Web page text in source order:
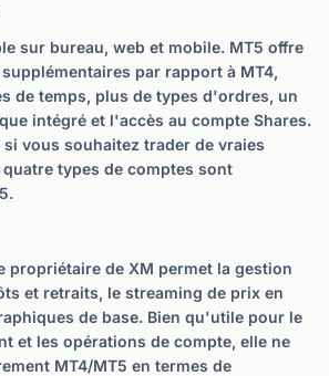
sur bureau, web et mobile. MT5 offre
par rapport à MT4,
de temps, plus de types d'ordres, un
intégré et l'accès au compte Shares.
si vous souhaitez trader de vraies
types de comptes sont
propriétaire de XM permet la gestion
et retraits, le streaming de prix en
de base. Bien qu'utile pour le
et les opérations de compte, elle ne
MT4/MT5 en termes de